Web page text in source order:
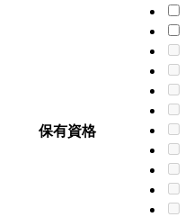
保有資格